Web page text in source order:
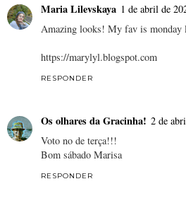
Maria Lilevskaya 1 de abril de
Amazing looks! My fav is
https://marylyl.blogspot.com
RESPONDER
Os olhares da Gracinha! 2 de
Voto no de terça!!!
Bom sábado Marisa
RESPONDER